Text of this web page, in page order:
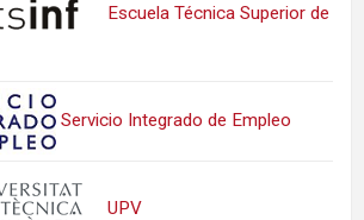
Escuela Técnica Superior de
Servicio Integrado de Empleo
UPV